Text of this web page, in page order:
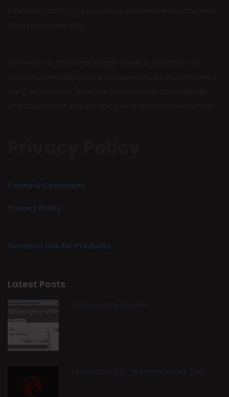
Terms & Conditions
Privacy Policy
Terms of Use for Products
Latest Posts
MostSecurity Spoofer
Pyxiewps v1.4.2 – Wireless Attack Tool